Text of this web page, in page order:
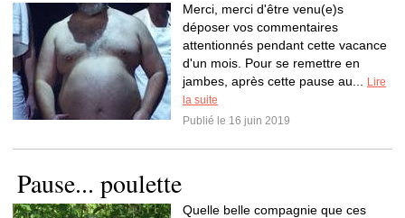
Merci, merci d'être venu(e)s
déposer vos commentaires
attentionnés pendant cette vacance
d'un mois. Pour se remettre en
jambes, après cette pause au...
Lire
la suite
Publié le 16 juin 2019
Pause... poulette
Quelle belle compagnie que ces